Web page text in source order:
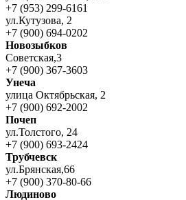
+7 (953) 299-6161
ул.Кутузова, 2
+7 (900) 694-0202
Новозыбков
Советская,3
+7 (900) 367-3603
Унеча
улица Октябрьская, 2
+7 (900) 692-2002
Почеп
ул.Толстого, 24
+7 (900) 693-2424
Трубчевск
ул.Брянская,66
+7 (900) 370-80-66
Людиново